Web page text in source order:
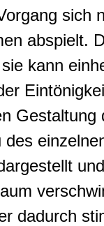
sich
abspielt.
kann
dadurch